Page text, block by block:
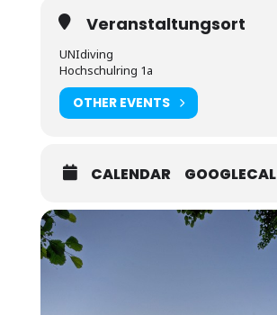
Veranstaltungsort
UNIdiving
Hochschulring 1a
OTHER EVENTS
CALENDAR GOOGLECAL